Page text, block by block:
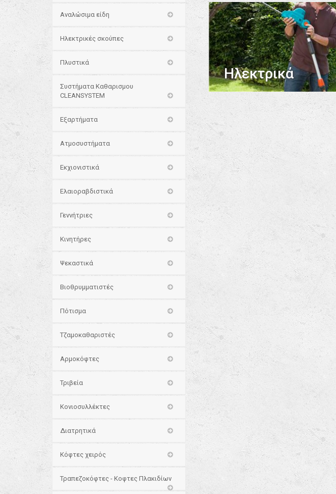
Αναλώσιμα είδη
Ηλεκτρικές σκούπες
Πλυστικά
Συστήματα Καθαρισμου
CLEANSYSTEM
Εξαρτήματα
Ατμοσυστήματα
Εκχιονιστικά
Ελαιοραβδιστικά
Γεννήτριες
Κινητήρες
Ψεκαστικά
Βιοθρυμματιστές
Πότισμα
Τζαμοκαθαριστές
Αρμοκόφτες
Τριβεία
Κονιοσυλλέκτες
Διατρητικά
Κόφτες χειρός
Τραπεζοκόφτες - Κοφτες Πλακιδίων
Ηλεκτρικά